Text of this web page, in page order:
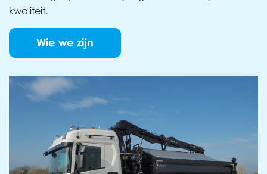
kwaliteit.
Wie we zijn